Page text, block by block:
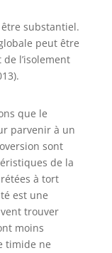
substantiel.
peut être
l’isolement
que le
parvenir à un
sont
de la
à tort
est une
trouver
moins
timide ne